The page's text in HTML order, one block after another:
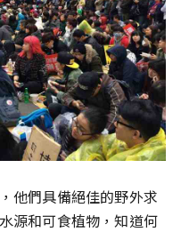
他們具備絕佳的野外求
源和可食植物，知道何